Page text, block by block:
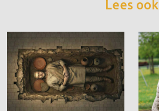
Lees ook